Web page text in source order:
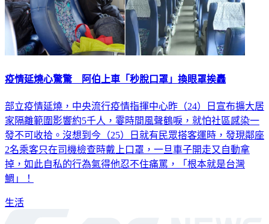
疫情延燒心驚驚 阿伯上車「秒脫口罩」換眼罩挨轟
部立疫情延燒，中央流行疫情指揮中心昨（24）日宣布擴大居
家隔離範圍影響約5千人，霎時間風聲鶴唳，就怕社區感染一
發不可收拾。沒想到今（25）日就有民眾搭客運時，發現鄰座
2名乘客只在司機檢查時戴上口罩，一旦車子開走又自動拿
掉，如此自私的行為氣得他忍不住痛罵，「根本就是台灣
鯛」！
生活